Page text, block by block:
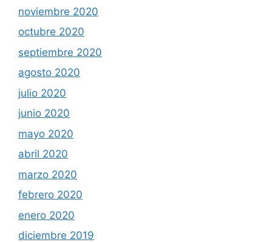
noviembre 2020
octubre 2020
septiembre 2020
agosto 2020
julio 2020
junio 2020
mayo 2020
abril 2020
marzo 2020
febrero 2020
enero 2020
diciembre 2019